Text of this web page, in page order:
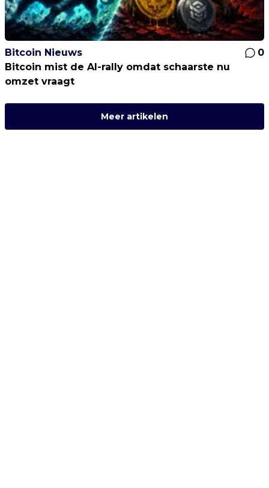
Bitcoin Nieuws
0
Bitcoin mist de AI-rally omdat schaarste nu
omzet vraagt
Meer artikelen